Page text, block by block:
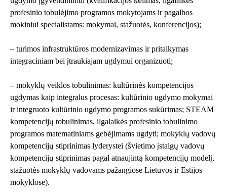
profesinio tobulėjimo programos mokytojams ir pagalbos
mokiniui specialistams: mokymai, stažuotės, konferencijos);
– turimos infrastruktūros modernizavimas ir pritaikymas
integraciniam bei įtraukiajam ugdymui organizuoti;
– mokyklų veiklos tobulinimas: kultūrinės kompetencijos
ugdymas kaip integralus procesas: kultūrinio ugdymo mokymai
ir integruoto kultūrinio ugdymo programos sukūrimas; STEAM
kompetencijų tobulinimas, ilgalaikės profesinio tobulinimo
programos matematiniams gebėjimams ugdyti; mokyklų vadovų
kompetencijų stiprinimas lyderystei (švietimo įstaigų vadovų
kompetencijų stiprinimas pagal atnaujintą kompetencijų modelį,
stažuotės mokyklų vadovams pažangiose Lietuvos ir Estijos
mokyklose).